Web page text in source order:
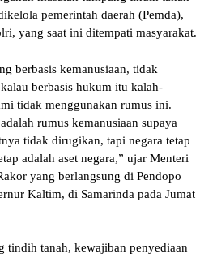
pemerintah daerah (Pemda),
yang saat ini ditempati masyarakat.
berbasis kemanusiaan, tidak
berbasis hukum itu kalah-
tidak menggunakan rumus ini.
rumus kemanusiaan supaya
tidak dirugikan, tapi negara tetap
adalah aset negara,” ujar Menteri
yang berlangsung di Pendopo
Kaltim, di Samarinda pada Jumat
tindih tanah, kewajiban penyediaan